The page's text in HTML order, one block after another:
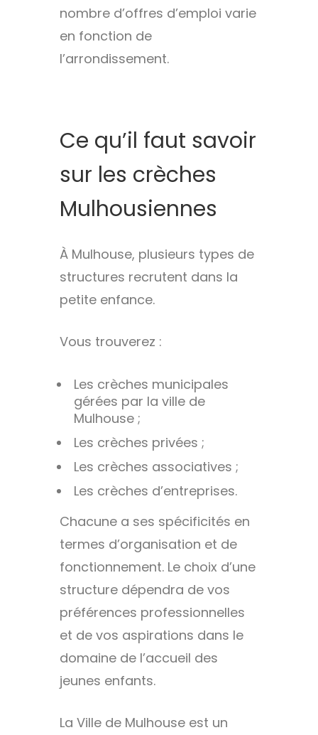
nombre d’offres d’emploi varie
en fonction de
l’arrondissement.
Ce qu’il faut savoir
sur les crèches
Mulhousiennes
À Mulhouse, plusieurs types de
structures recrutent dans la
petite enfance.
Vous trouverez :
Les crèches municipales
gérées par la ville de
Mulhouse ;
Les crèches privées ;
Les crèches associatives ;
Les crèches d’entreprises.
Chacune a ses spécificités en
termes d’organisation et de
fonctionnement. Le choix d’une
structure dépendra de vos
préférences professionnelles
et de vos aspirations dans le
domaine de l’accueil des
jeunes enfants.
La Ville de Mulhouse est un